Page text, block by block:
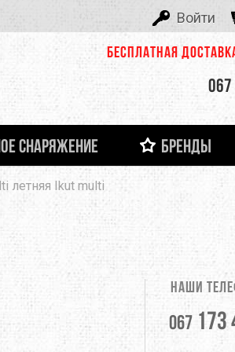
Войти
Бесплатная
067
ОДЕЖДА ДЕТСКАЯ ОДЕЖДА ОЧКИ
ФОНАРИ И ЗАРЯДНЫЕ УСТРОЙСТВА
Кемпинговые лампы
Ручные фонари
Зарядные устройства
СНАРЯЖЕНИЕ
ЛЕДОВОЕ СНАРЯЖЕНИЕ ЗАЦЕПЫ,
БРЕНДЫ
ALEXIKA
BERGHAUS
BUTTONS
CLIMBING TECHNOLOGY
летняя Ikut multi
Наши
067 173